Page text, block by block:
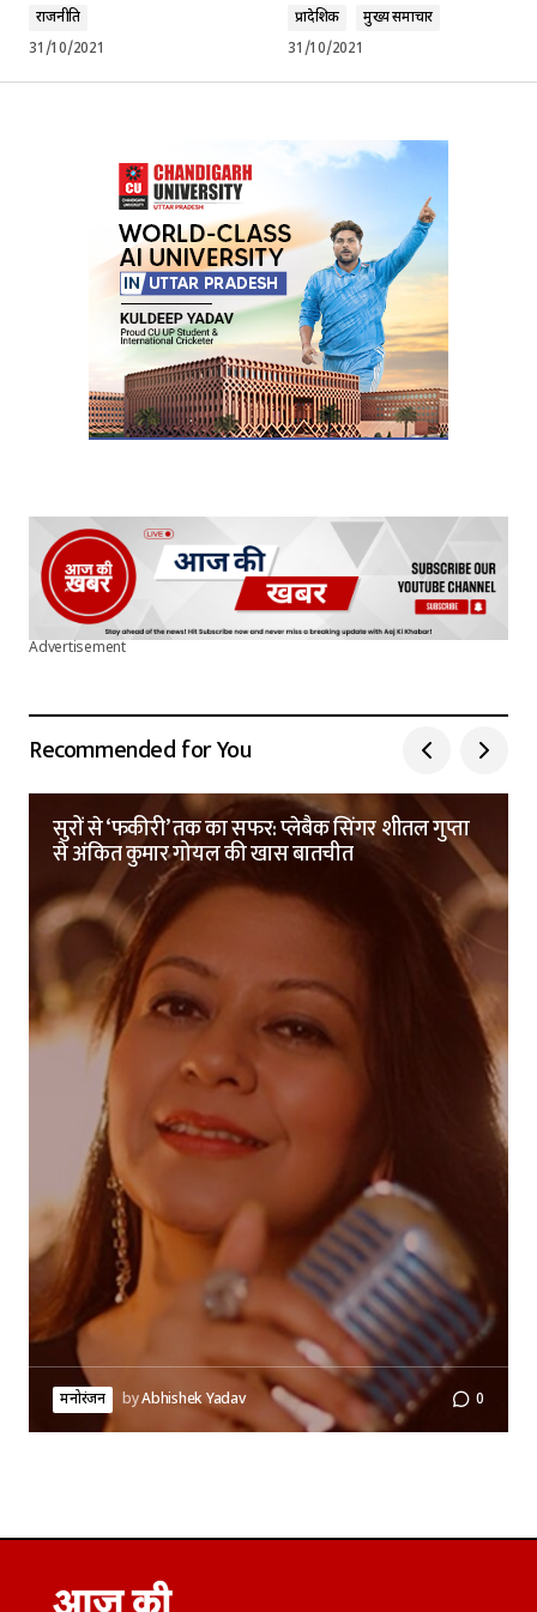
राजनीति
31/10/2021
प्रादेशिक
मुख्य समाचार
31/10/2021
Advertisement
Recommended for You
सुरों से ‘फकीरी’ तक का सफर: प्लेबैक सिंगर शीतल गुप्ता
से अंकित कुमार गोयल की खास बातचीत
मनोरंजन byAbhishek Yadav 0